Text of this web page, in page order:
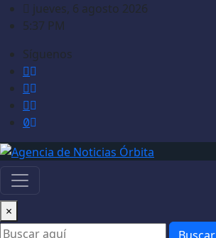
Saltar jueves, 6 agosto 2026
5:37 PM
Síguenos
×